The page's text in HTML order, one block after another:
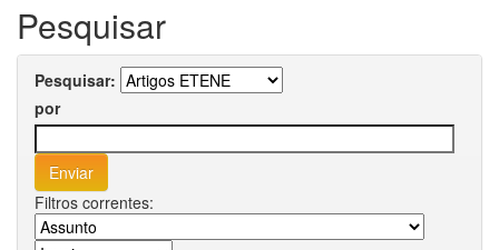
Pesquisar
Pesquisar:
por
Filtros correntes: